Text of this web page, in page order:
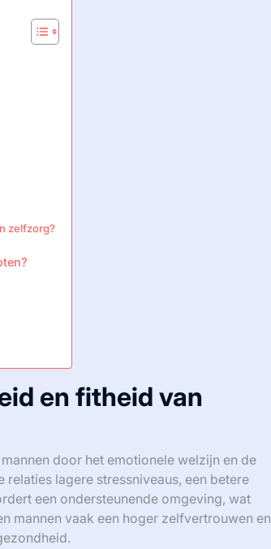
zelfzorg?
en fitheid van
door het emotionele welzijn en de
lagere stressniveaus, een betere
een ondersteunende omgeving, wat
mannen vaak een hoger zelfvertrouwen en